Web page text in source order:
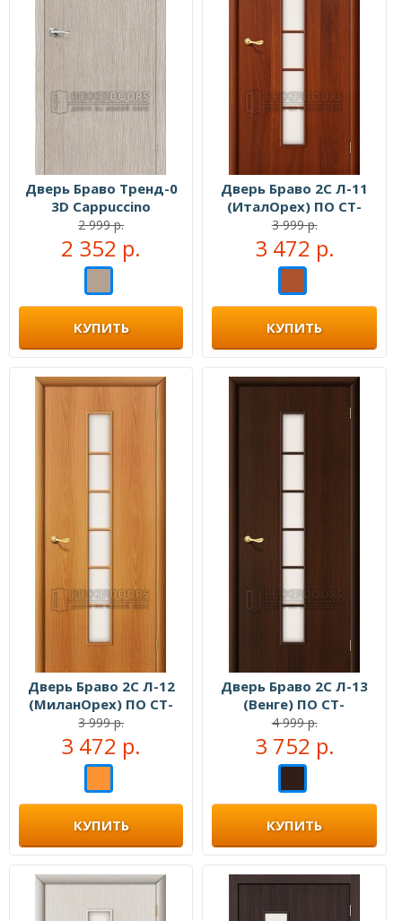
Дверь Браво Тренд-0
3D Cappuccino
2 999 р.
2 352 р.
КУПИТЬ
Дверь Браво 2С Л-11
(ИталОрех) ПО СТ-
Сатинато
3 999 р.
3 472 р.
КУПИТЬ
Дверь Браво 2С Л-12
(МиланОрех) ПО СТ-
Сатинато
3 999 р.
3 472 р.
КУПИТЬ
Дверь Браво 2С Л-13
(Венге) ПО СТ-
Сатинато
4 999 р.
3 752 р.
КУПИТЬ